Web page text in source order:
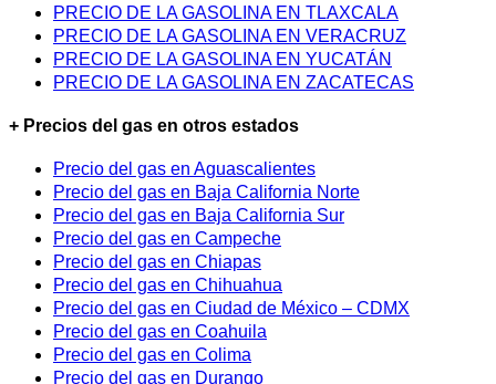
PRECIO DE LA GASOLINA EN TLAXCALA
PRECIO DE LA GASOLINA EN VERACRUZ
PRECIO DE LA GASOLINA EN YUCATÁN
PRECIO DE LA GASOLINA EN ZACATECAS
+ Precios del gas en otros estados
Precio del gas en Aguascalientes
Precio del gas en Baja California Norte
Precio del gas en Baja California Sur
Precio del gas en Campeche
Precio del gas en Chiapas
Precio del gas en Chihuahua
Precio del gas en Ciudad de México – CDMX
Precio del gas en Coahuila
Precio del gas en Colima
Precio del gas en Durango